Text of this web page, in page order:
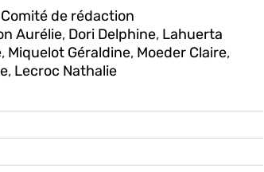
Comité de rédaction
Aurélie, Dori Delphine, Lahuerta
, Miquelot Géraldine, Moeder Claire,
, Lecroc Nathalie